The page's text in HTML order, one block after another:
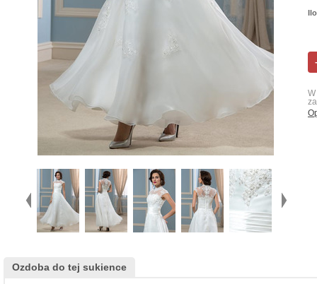
Ozdoba do tej sukience